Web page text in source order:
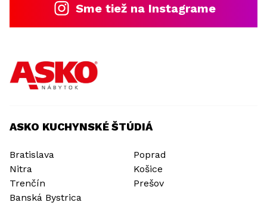
Sme tiež na Instagrame
ASKO KUCHYNSKÉ ŠTÚDIÁ
Bratislava
Nitra
Trenčín
Banská Bystrica
Poprad
Košice
Prešov